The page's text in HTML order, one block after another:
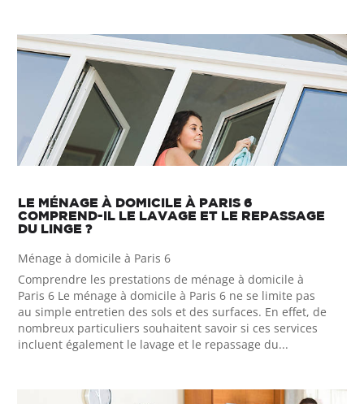
LE MÉNAGE À DOMICILE À PARIS 6
COMPREND-IL LE LAVAGE ET LE REPASSAGE
DU LINGE ?
Ménage à domicile à Paris 6
Comprendre les prestations de ménage à domicile à
Paris 6 Le ménage à domicile à Paris 6 ne se limite pas
au simple entretien des sols et des surfaces. En effet, de
nombreux particuliers souhaitent savoir si ces services
incluent également le lavage et le repassage du...